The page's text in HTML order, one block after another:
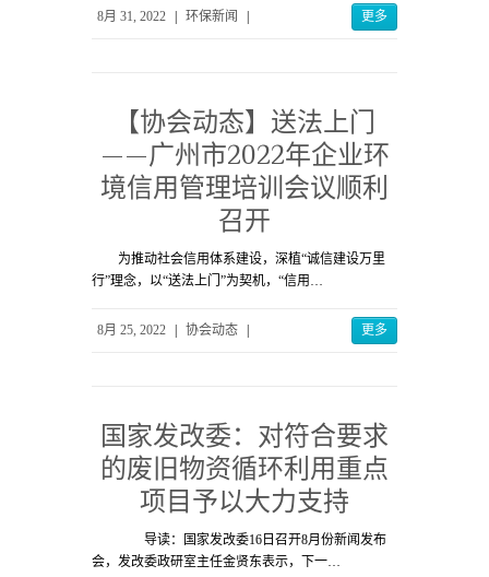
8月 31, 2022 环保新闻 更多
【协会动态】送法上门
——广州市2022年企业环
境信用管理培训会议顺利
召开
为推动社会信用体系建设，深植“诚信建设万里
行”理念，以“送法上门”为契机，“信用…
8月 25, 2022 协会动态 更多
国家发改委：对符合要求
的废旧物资循环利用重点
项目予以大力支持
导读：国家发改委16日召开8月份新闻发布
会，发改委政研室主任金贤东表示，下一…